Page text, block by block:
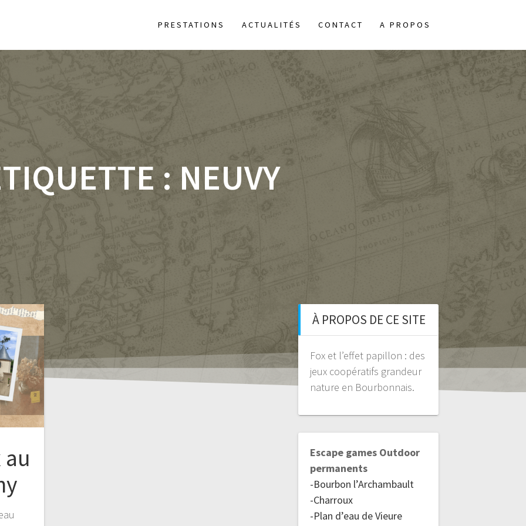
PRESTATIONS ACTUALITÉS CONTACT A PROPOS
: NEUVY
au
À PROPOS DE CE SITE
Fox et l’effet papillon : des
jeux coopératifs grandeur
nature en Bourbonnais.
Escape games Outdoor
permanents
-Bourbon l’Archambault
-Charroux
-Plan d’eau de Vieure